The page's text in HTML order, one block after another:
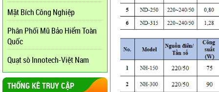
Mặt Bích Công Nghiệp
Phân Phối Mũ Bảo Hiểm Toàn
Quốc
Quạt sò Innotech-Việt Nam
THỐNG KÊ TRUY CẬP